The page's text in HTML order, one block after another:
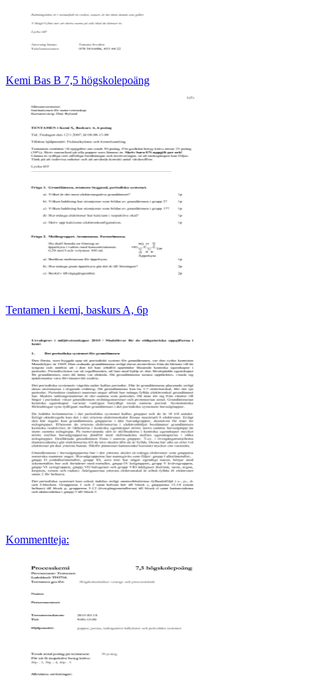
Kemi Bas B 7,5 högskolepoäng
Tentamen i kemi, baskurs A, 6p
Kommentteja: